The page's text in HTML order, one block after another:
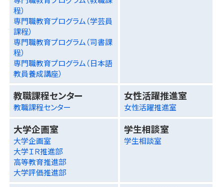
程）
専門職教育プログラム（学芸員
課程）
専門職教育プログラム（司書課
程）
専門職教育プログラム（日本語
教員養成講座）
教職課程センター
教職課程センター
女性活躍推進室
女性活躍推進室
大学企画室
大学企画室
大学ＩＲ推進部
高等教育推進部
大学評価推進部
学生相談室
学生相談室